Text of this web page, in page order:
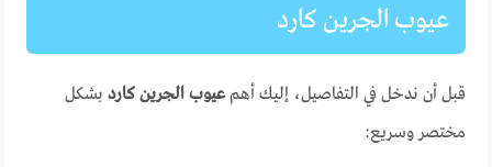
عيوب الجرين كارد
قبل أن ندخل في التفاصيل، إليك أهمعيوب الجرين كارد بشكل
مختصر وسريع: